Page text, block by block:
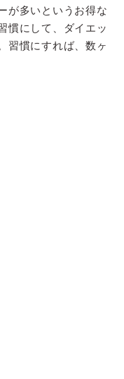
が多いというお得な
慣にして、ダイエッ
習慣にすれば、数ヶ